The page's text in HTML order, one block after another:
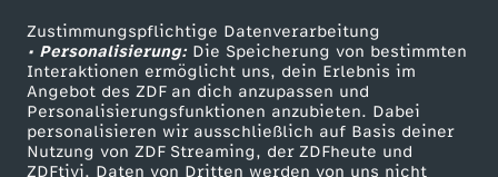
Zustimmungspflichtige Datenverarbeitung
• Personalisierung:Die Speicherung von bestimmten
Interaktionen ermöglicht uns, dein Erlebnis im
Angebot des ZDF an dich anzupassen und
Personalisierungsfunktionen anzubieten. Dabei
personalisieren wir ausschließlich auf Basis deiner
Nutzung von ZDF Streaming, der ZDFheute und
ZDFtivi. Daten von Dritten werden von uns nicht
c
h
t
s
t
e
h
l
a
-
d
i
e
s
-
-
F
a
s
n
X
Y
i
n
z
7
–
P
h
i
f
a
s
i
s
p
e
i
n
t
e
r
w
'
s
G
n
n
s
t
y
l
Livestreams
Sendungen A-Z
TV-Programm
Zuschauerservice
Hilfe